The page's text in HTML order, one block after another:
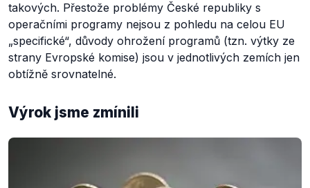
takových. Přestože problémy České republiky s
operačními programy nejsou z pohledu na celou EU
„specifické“, důvody ohrožení programů (tzn. výtky ze
strany Evropské komise) jsou v jednotlivých zemích jen
obtížně srovnatelné.
Výrok jsme zmínili